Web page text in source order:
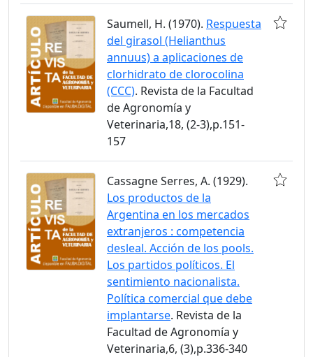
Saumell, H. (1970). Respuesta
del girasol (Helianthus
annuus) a aplicaciones de
clorhidrato de clorocolina
(CCC). Revista de la Facultad
de Agronomía y
Veterinaria,18, (2-3),p.151-
157
Cassagne Serres, A. (1929).
Los productos de la
Argentina en los mercados
extranjeros : competencia
desleal. Acción de los pools.
Los partidos políticos. El
sentimiento nacionalista.
Política comercial que debe
implantarse. Revista de la
Facultad de Agronomía y
Veterinaria,6, (3),p.336-340